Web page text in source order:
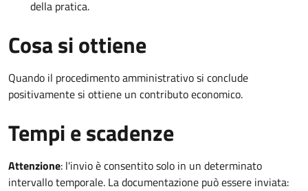
della pratica.
Cosa si ottiene
Quando il procedimento amministrativo si conclude
positivamente si ottiene un contributo economico.
Tempi e scadenze
Attenzione: l'invio è consentito solo in un determinato
intervallo temporale. La documentazione può essere inviata: